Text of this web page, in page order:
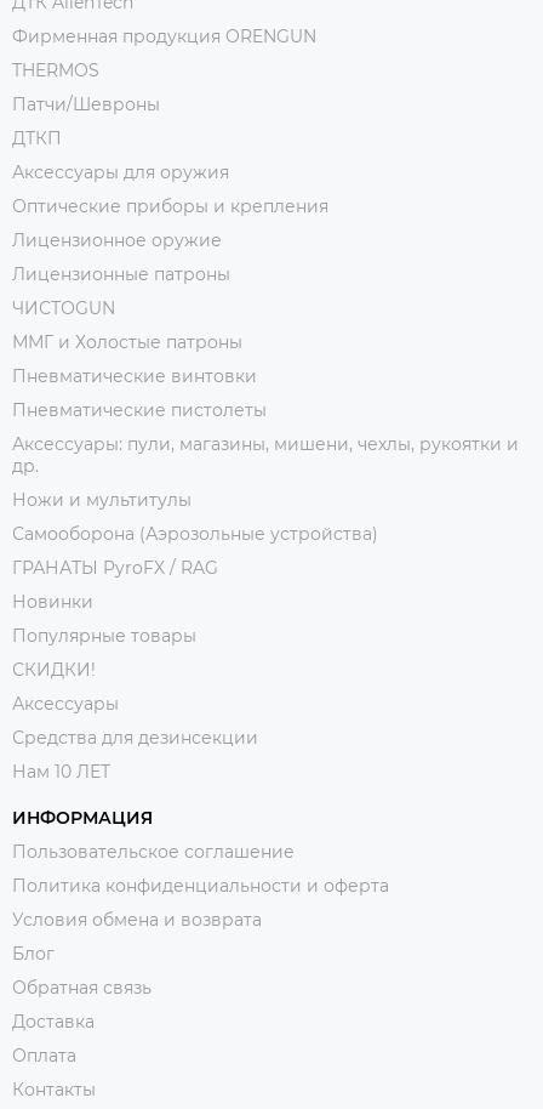
Фирменная продукция ORENGUN
THERMOS
Патчи/Шевроны
ДТКП
Аксессуары для оружия
Оптические приборы и крепления
Лицензионное оружие
Лицензионные патроны
ЧИСТОGUN
ММГ и Холостые патроны
Пневматические винтовки
Пневматические пистолеты
Аксессуары: пули, магазины, мишени, чехлы, рукоятки и
др.
Ножи и мультитулы
Самооборона (Аэрозольные устройства)
ГРАНАТЫ PyroFX / RAG
Новинки
Популярные товары
СКИДКИ!
Аксессуары
Средства для дезинсекции
Нам 10 ЛЕТ
ИНФОРМАЦИЯ
Пользовательское соглашение
Политика конфиденциальности и оферта
Условия обмена и возврата
Блог
Обратная связь
Доставка
Оплата
Контакты